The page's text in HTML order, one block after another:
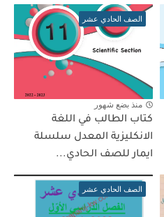
الصف الحادي عشر
منذ بضع شهور
كتاب الطالب في اللغة
الانكليزية المعدل سلسلة
ايمار للصف الحادي...
الصف الحادي عشر